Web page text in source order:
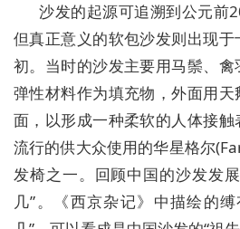
沙发的起源可追溯到公元前
但真正意义的软包沙发则出现
初。当时的沙发主要用马鬃、
弹性材料作为填充物，外面用
面，以形成一种柔软的人体接
流行的供大众使用的华星格尔
发椅之一。回顾中国的沙发发
几”。《西京杂记》中描绘的